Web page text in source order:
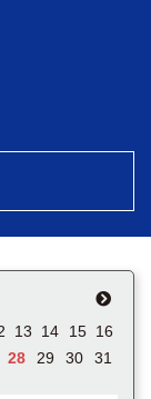
13 14 15 16
28 29 30 31